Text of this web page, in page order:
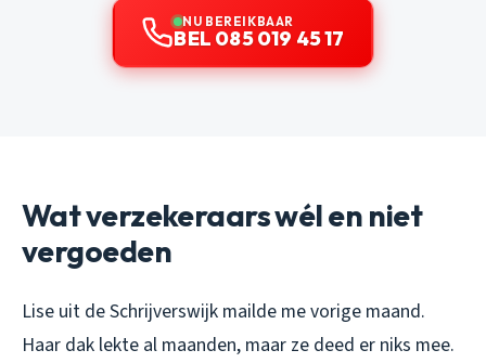
NU BEREIKBAAR
BEL 085 019 45 17
Wat verzekeraars wél en niet
vergoeden
Lise uit de Schrijverswijk mailde me vorige maand.
Haar dak lekte al maanden, maar ze deed er niks mee.